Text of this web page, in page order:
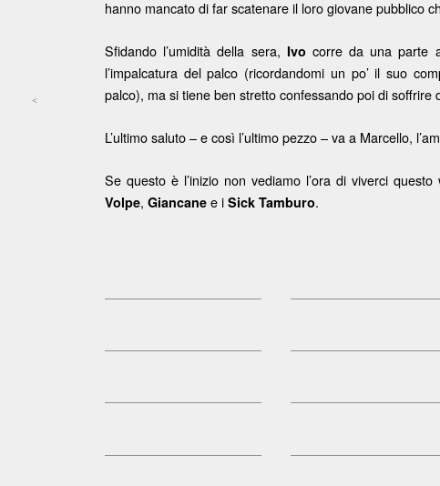
Post navigation
<
hanno mancato di far scatenare il loro giovane pubblico
Sfidando l’umidità della sera, Ivocorre da una parte
l’impalcatura del palco (ricordandomi un po’ il suo
palco), ma si tiene ben stretto confessando poi di
L’ultimo saluto – e così l’ultimo pezzo – va a Marcello,
Se questo è l’inizio non vediamo l’ora di viverci
Volpe, Giancane e i Sick Tamburo.